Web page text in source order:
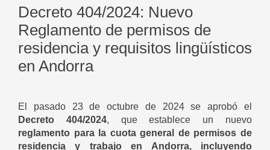
Decreto 404/2024: Nuevo
Reglamento de permisos de
residencia y requisitos lingüísticos
en Andorra
El pasado 23 de octubre de 2024 se aprobó el
Decreto 404/2024, que establece un nuevo
reglamento para la cuota general de permisos de
residencia y trabajo en Andorra, incluyendo